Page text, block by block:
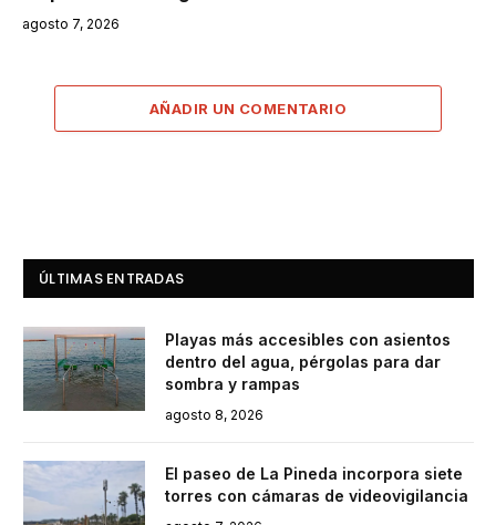
agosto 7, 2026
AÑADIR UN COMENTARIO
ÚLTIMAS ENTRADAS
Playas más accesibles con asientos
dentro del agua, pérgolas para dar
sombra y rampas
agosto 8, 2026
El paseo de La Pineda incorpora siete
torres con cámaras de videovigilancia